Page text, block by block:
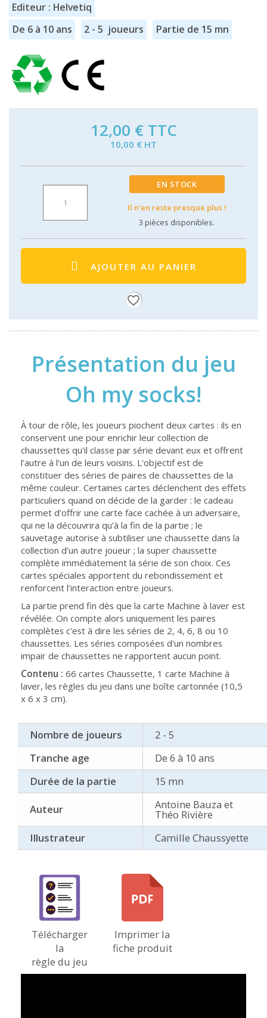
Editeur : Helvetiq
De 6 à 10 ans
2 - 5 joueurs Partie de 15 mn
12,00 € TTC
10,00 € HT
EN STOCK
Il n'en reste presque plus !
3 pièces disponibles.
AJOUTER AU PANIER
favorite_border
Présentation du jeu
Oh my socks!
À tour de rôle, les joueurs piochent deux cartes : ils en
conservent une pour enrichir leur collection de
chaussettes qu'il classe par série devant eux et offrent
l’autre à l’un de leurs voisins. L’objectif est de
constituer des séries de paires de chaussettes de la
même couleur. Certaines cartes déclenchent des effets
particuliers quand on décide de la garder : le cadeau
permet d’offrir une carte face cachée à un adversaire,
qui ne la découvrira qu’à la fin de la partie ; le
sauvetage autorise à subtiliser une chaussette dans la
collection d’un autre joueur ; la super chaussette
complète immédiatement la série de son choix. Ces
cartes spéciales apportent du rebondissement et
renforcent l’interaction entre joueurs.
La partie prend fin dès que la carte Machine à laver est
révélée. On compte alors uniquement les paires
complètes c'est à dire les séries de 2, 4, 6, 8 ou 10
chaussettes. Les séries composées d'un nombres
impair de chaussettes ne rapportent aucun point.
Contenu : 66 cartes Chaussette, 1 carte Machine à
laver, les règles du jeu dans une boîte cartonnée (10,5
x 6 x 3 cm).
Nombre de joueurs
2 - 5
Tranche age
De 6 à 10 ans
Durée de la partie
15 mn
Auteur Antoine Bauza et
Théo Rivière
Illustrateur
Camille Chaussyette
Télécharger
la
règle du jeu
Imprimer la
fiche produit